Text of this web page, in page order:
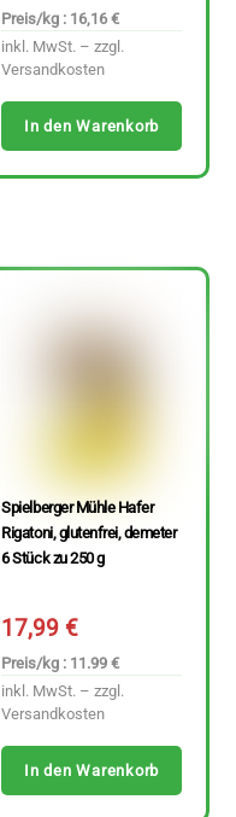
Preis/kg : 16,16 €
inkl. MwSt. – zzgl.
Versandkosten
In den Warenkorb
Spielberger Mühle Hafer
Rigatoni, glutenfrei, demeter
6 Stück zu 250 g
17,99€
Preis/kg : 11.99 €
inkl. MwSt. – zzgl.
Versandkosten
In den Warenkorb